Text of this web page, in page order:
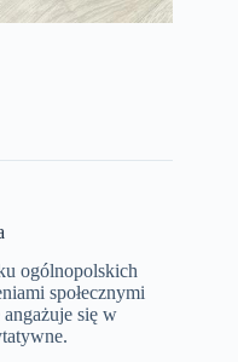
ogólnopolskich
społecznymi
się w